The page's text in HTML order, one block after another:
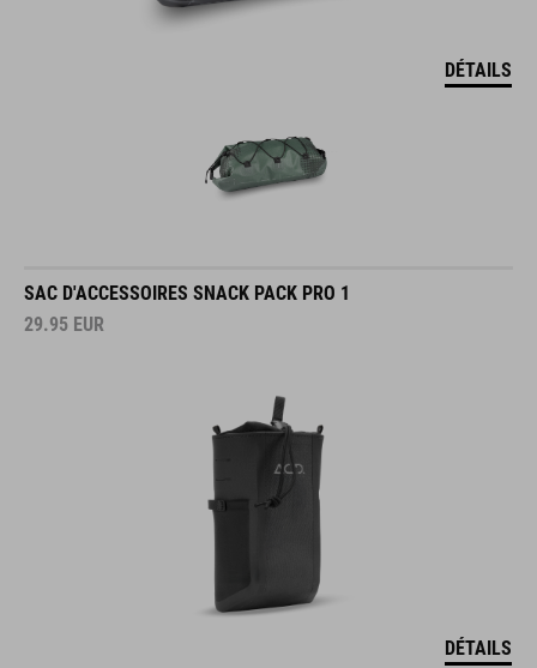
DÉTAILS
SAC D'ACCESSOIRES SNACK PACK PRO 1
29.95 EUR
DÉTAILS